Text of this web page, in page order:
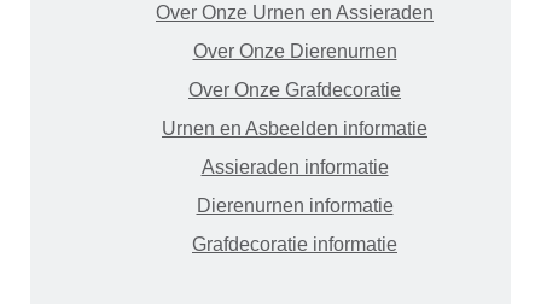
Over Onze Urnen en Assieraden
Over Onze Dierenurnen
Over Onze Grafdecoratie
Urnen en Asbeelden informatie
Assieraden informatie
Dierenurnen informatie
Grafdecoratie informatie